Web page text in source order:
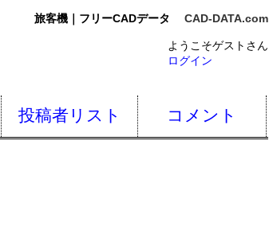
旅客機｜フリーCADデータ CAD-DATA.com
ようこそゲストさん
ログイン
投稿者リスト コメント